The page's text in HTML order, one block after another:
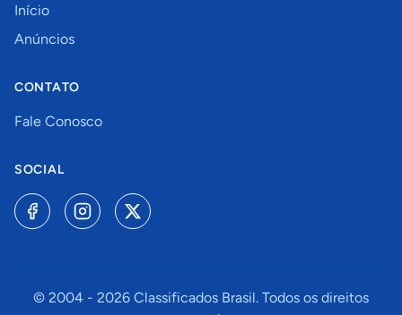
Início
Anúncios
CONTATO
Fale Conosco
SOCIAL
© 2004 - 2026 Classificados Brasil. Todos os direitos